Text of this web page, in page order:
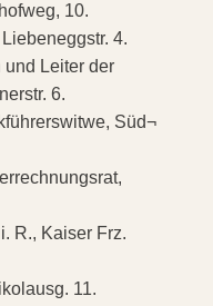
10.
4.
und Leiter der
6.
Süd¬
R., Kaiser Frz.
11.